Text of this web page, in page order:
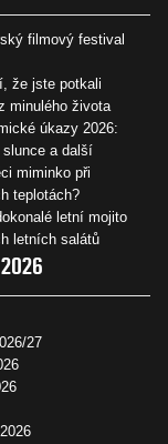
filmový festival
že jste potkali
minulého života
úkazy 2026:
a další
miminko při
teplotách?
letní mojito
letních salátů
27